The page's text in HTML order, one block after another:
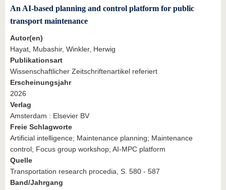
An AI-based planning and control platform for public
transport maintenance
Autor(en)
Hayat, Mubashir, Winkler, Herwig
Publikationsart
Wissenschaftlicher Zeitschriftenartikel referiert
Erscheinungsjahr
2026
Verlag
Amsterdam : Elsevier BV
Freie Schlagworte
Artificial intelligence; Maintenance planning; Maintenance
control; Focus group workshop; AI-MPC platform
Quelle
Transportation research procedia, S. 580 - 587
Band/Jahrgang